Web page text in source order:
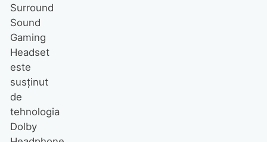
Surround
Sound
Gaming
Headset
este
susţinut
de
tehnologia
Dolby